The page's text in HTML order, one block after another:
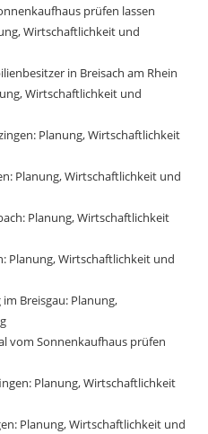
prüfen lassen
Wirtschaftlichkeit und
in Breisach am Rhein
Wirtschaftlichkeit und
Planung, Wirtschaftlichkeit
Planung, Wirtschaftlichkeit und
Planung, Wirtschaftlichkeit
Planung, Wirtschaftlichkeit und
Breisgau: Planung,
vom Sonnenkaufhaus prüfen
Planung, Wirtschaftlichkeit
Planung, Wirtschaftlichkeit und